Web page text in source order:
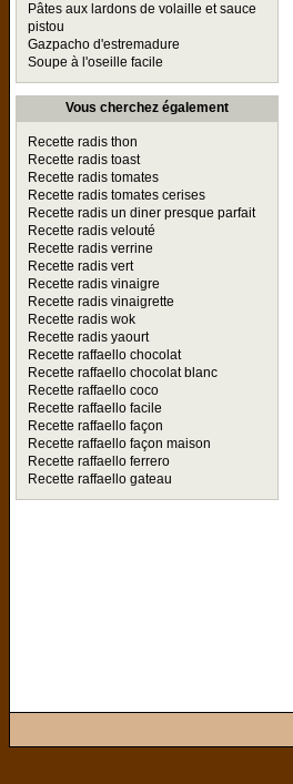
Pâtes aux lardons de volaille et sauce
pistou
Gazpacho d'estremadure
Soupe à l'oseille facile
Vous cherchez également
Recette radis thon
Recette radis toast
Recette radis tomates
Recette radis tomates cerises
Recette radis un diner presque parfait
Recette radis velouté
Recette radis verrine
Recette radis vert
Recette radis vinaigre
Recette radis vinaigrette
Recette radis wok
Recette radis yaourt
Recette raffaello chocolat
Recette raffaello chocolat blanc
Recette raffaello coco
Recette raffaello facile
Recette raffaello façon
Recette raffaello façon maison
Recette raffaello ferrero
Recette raffaello gateau